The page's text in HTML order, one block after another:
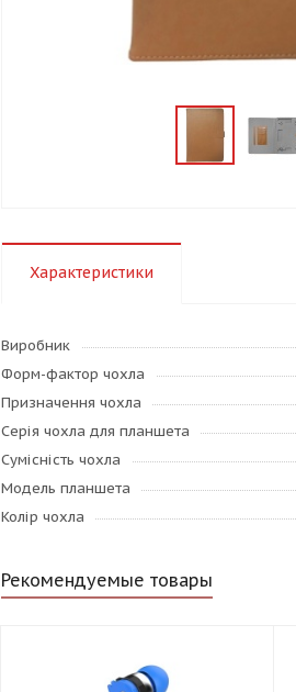
Характеристики
Виробник
Форм-фактор чохла
Призначення чохла
Серія чохла для планшета
Сумісність чохла
Модель планшета
Колір чохла
Рекомендуемые товары